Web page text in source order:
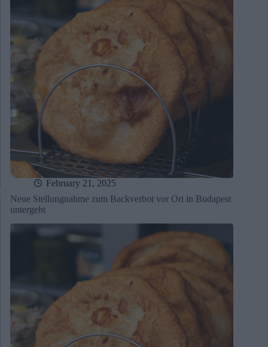
February 21, 2025
Neue Stellungnahme zum Backverbot vor Ort in Budapest
untergeht